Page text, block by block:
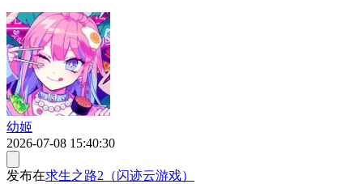
幼姬
2026-07-08 15:40:30
发布在求生之路2（闪迹云游戏）